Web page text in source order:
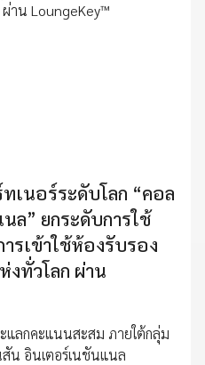
เนอร์ระดับโลก “คอล
ล” ยกระดับการใช้
รเข้าใช้ห้องรับรอง
งทั่วโลก ผ่าน
แลกคะแนนสะสม ภายใต้กลุ่ม
น อินเตอร์เนชันแนล